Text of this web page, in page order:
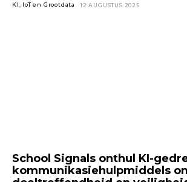
KI, IoT en Grootdata 12 AUGUSTUS 2025
School Signals onthul KI-
kommunikasiehulpmiddels